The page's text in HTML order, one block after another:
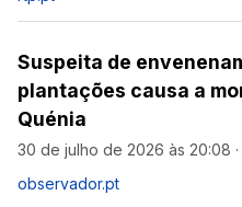
Suspeita de
plantações causa a
Quénia
30 de julho de 2026 às 20:08 ·
observador.pt